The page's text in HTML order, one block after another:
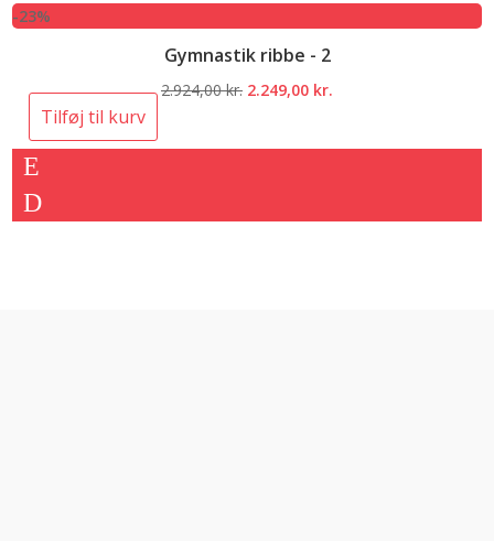
-23%
Gymnastik ribbe - 2
2.924,00kr. Den
2.249,00 kr.
Tilføj til kurv